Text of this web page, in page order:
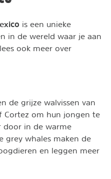
is een unieke
in de wereld waar je aan
ook meer over
de grijze walvissen van
Cortez om hun jongen te
door in de warme
grey whales maken de
en leggen meer